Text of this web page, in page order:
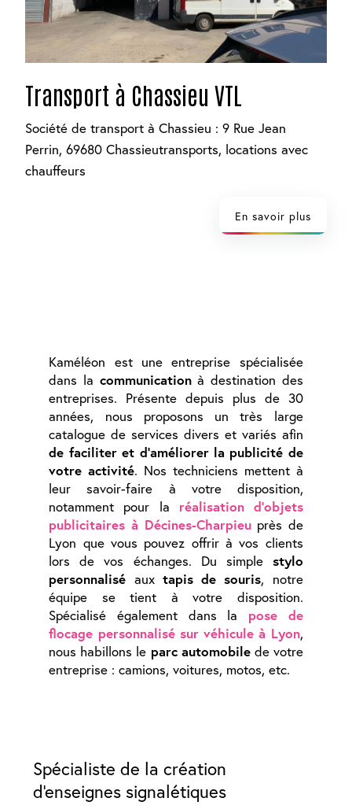
Transport à Chassieu VTL
Société de transport à Chassieu : 9 Rue Jean
Perrin, 69680 Chassieutransports, locations avec
chauffeurs
En savoir plus
Kaméléon est une entreprise spécialisée
dans la communicationà destination des
entreprises. Présente depuis plus de 30
années, nous proposons un très large
catalogue de services divers et variés afin
de faciliter et d'améliorer la publicité de
votre activité. Nos techniciens mettent à
leur savoir-faire à votre disposition,
notamment pour la réalisation d'objets
publicitaires à Décines-Charpieuprès de
Lyon que vous pouvez offrir à vos clients
lors de vos échanges. Du simple stylo
personnalisé aux tapis de souris, notre
équipe se tient à votre disposition.
Spécialisé également dans la pose de
flocage personnalisé sur véhicule à Lyon,
nous habillons le parc automobilede votre
entreprise : camions, voitures, motos, etc.
Spécialiste de la création
d'enseignes signalétiques